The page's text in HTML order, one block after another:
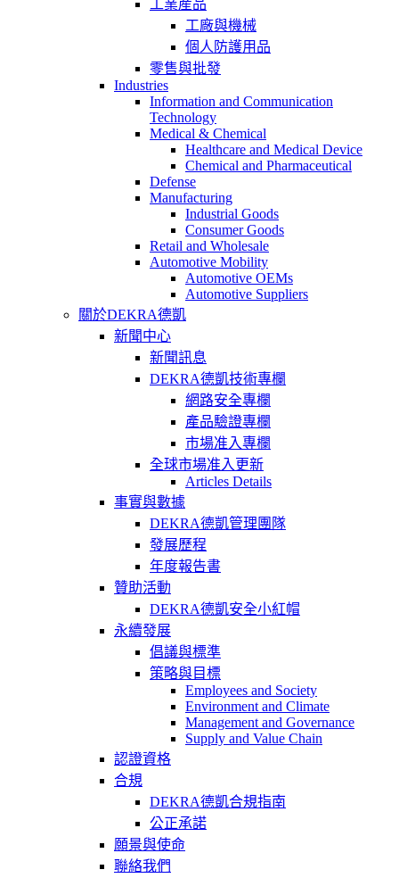
工業産品
工廠與機械
個人防護用品
零售與批發
Industries
Information and Communication
Technology
Medical & Chemical
Healthcare and Medical Device
Chemical and Pharmaceutical
Defense
Manufacturing
Industrial Goods
Consumer Goods
Retail and Wholesale
Automotive Mobility
Automotive OEMs
Automotive Suppliers
關於DEKRA德凱
新聞中心
新聞訊息
DEKRA德凱技術專欄
網路安全專欄
產品驗證專欄
市場准入專欄
全球市場准入更新
Articles Details
事實與數據
DEKRA德凱管理團隊
發展歷程
年度報告書
贊助活動
DEKRA德凱安全小紅帽
永續發展
倡議與標準
策略與目標
Employees and Society
Environment and Climate
Management and Governance
Supply and Value Chain
認證資格
合規
DEKRA德凱合規指南
公正承諾
願景與使命
聯絡我們